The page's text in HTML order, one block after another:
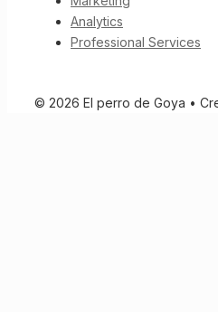
Analytics
Professional Services
© 2026 El perro de Goya •